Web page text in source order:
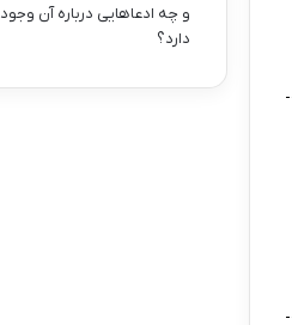
و چه ادعاهایی درباره آن وجود
دارد؟